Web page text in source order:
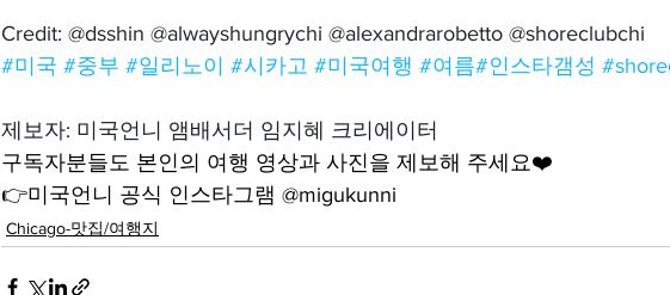
Credit: @dsshin @alwayshungrychi @alexandrarobetto @shoreclubchi
#미국 #중부 #일리노이 #시카고 #미국여행 #여름#인스타갬성
제보자: 미국언니 앰배서더 임지혜 크리에이터
구독자분들도 본인의 여행 영상과 사진을 제보해 주세요❤️
👉미국언니 공식 인스타그램 @migukunni
Chicago-맛집/여행지